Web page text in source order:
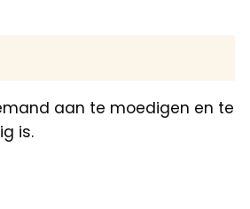
aan te moedigen en te
is.